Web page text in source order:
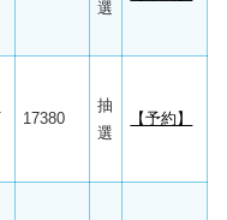
選
17380
抽
選
【予約】